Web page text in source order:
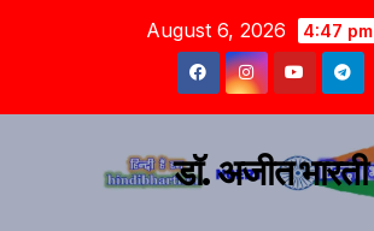
August 6, 2026 4:47 pm
डॉ. अजीत भारती